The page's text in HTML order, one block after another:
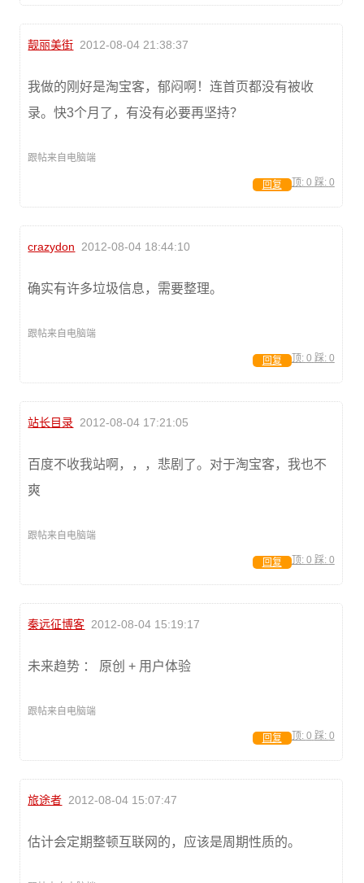
靓丽美街 2012-08-04 21:38:37
我做的刚好是淘宝客，郁闷啊！连首页都没有被收
录。快3个月了，有没有必要再坚持？
跟帖来自电脑端
顶: 0 踩: 0
回复
crazydon 2012-08-04 18:44:10
确实有许多垃圾信息，需要整理。
跟帖来自电脑端
顶: 0 踩: 0
回复
站长目录 2012-08-04 17:21:05
百度不收我站啊，，，悲剧了。对于淘宝客，我也不
爽
跟帖来自电脑端
顶: 0 踩: 0
回复
秦远征博客 2012-08-04 15:19:17
未来趋势 ： 原创 + 用户体验
跟帖来自电脑端
顶: 0 踩: 0
回复
旅途者 2012-08-04 15:07:47
估计会定期整顿互联网的，应该是周期性质的。